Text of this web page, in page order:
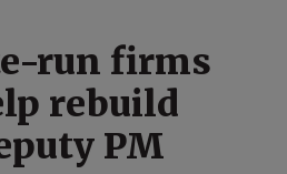
run firms
rebuild
PM